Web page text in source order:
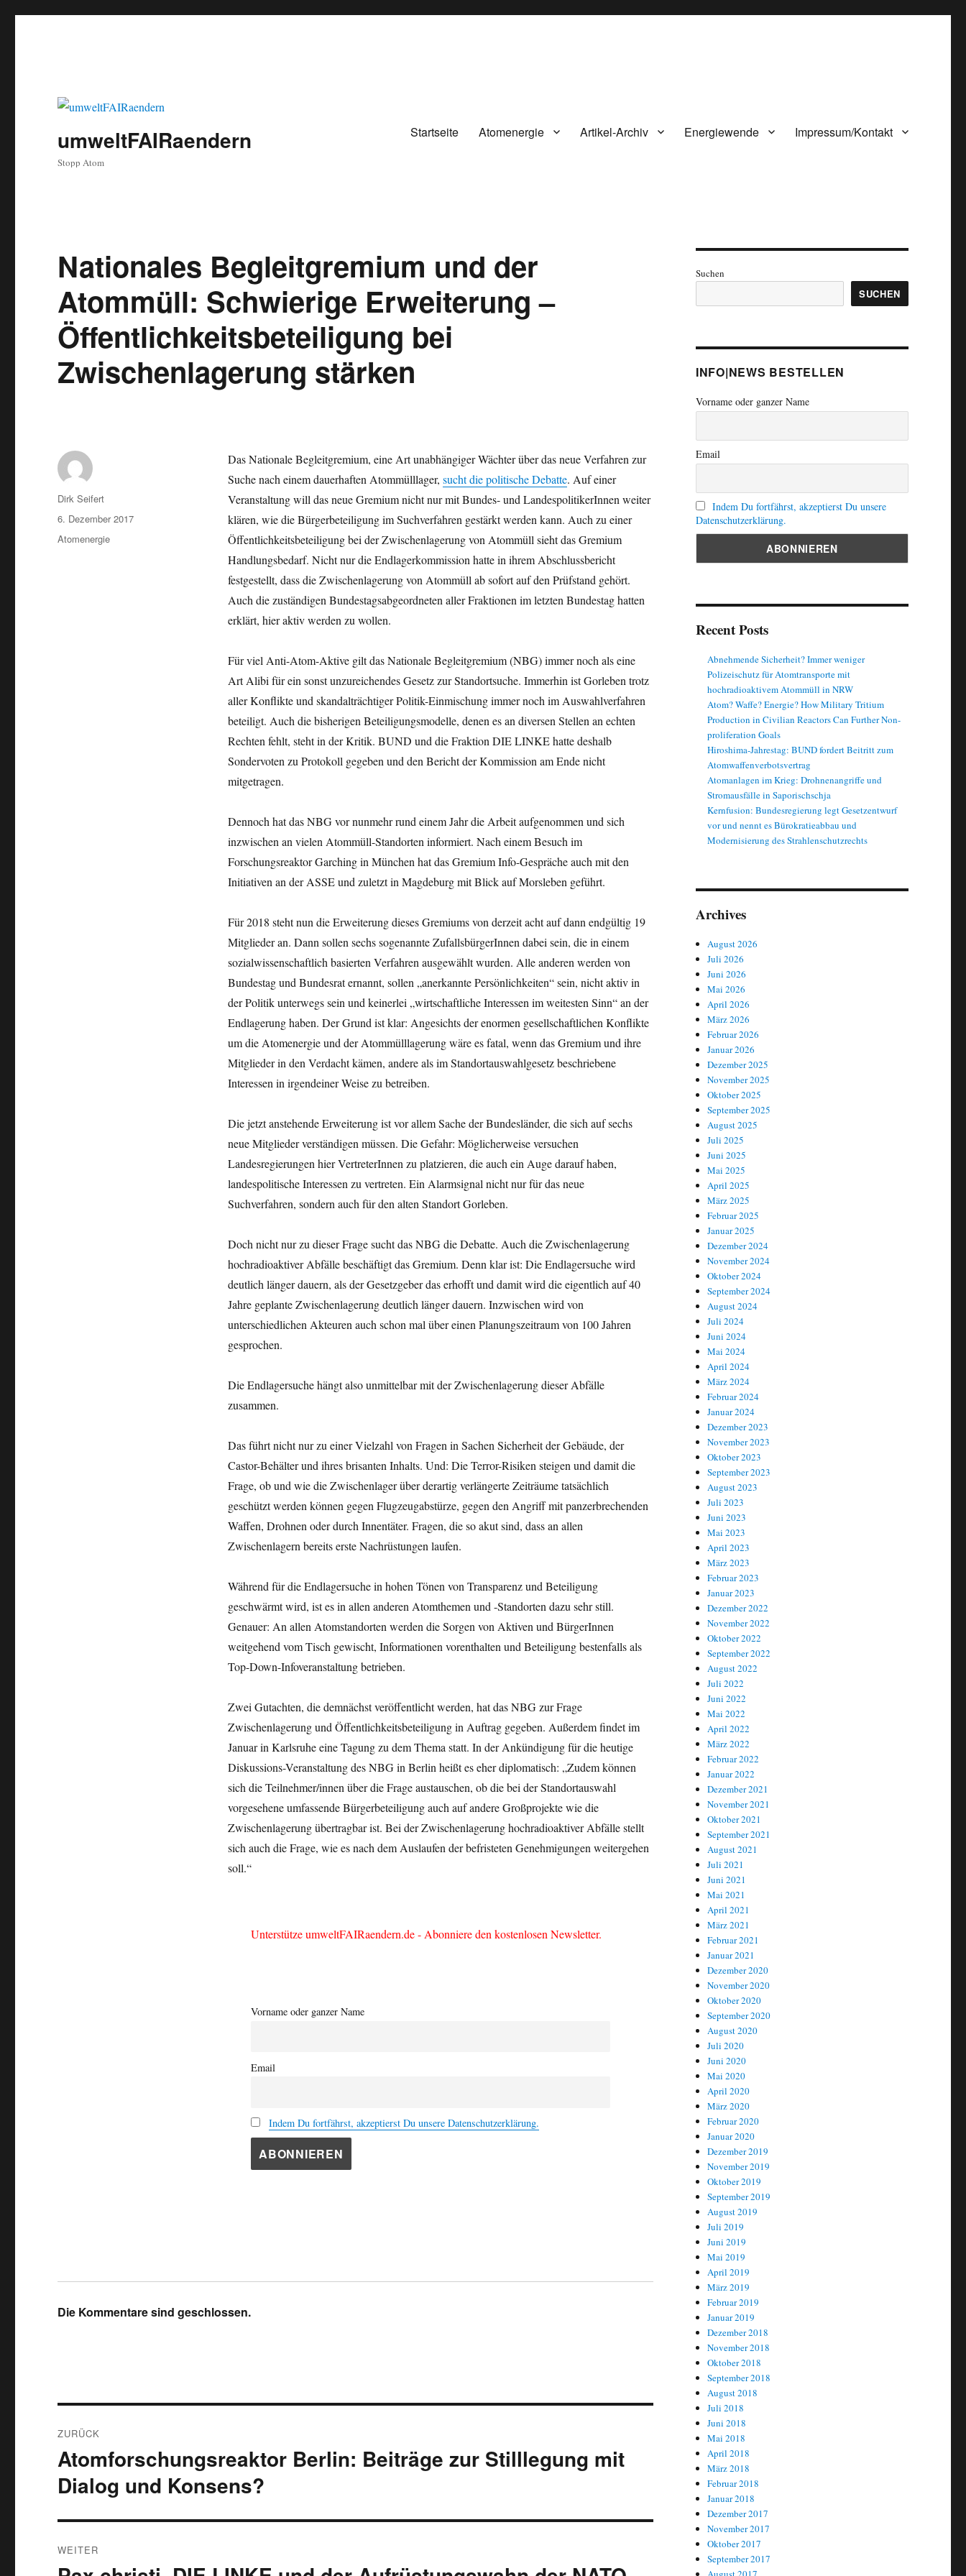
umweltFAIRaendern
Stopp Atom
Startseite Atomenergie Artikel-Archiv Energiewende Impressum/Kontakt
Nationales Begleitgremium und der
Atommüll: Schwierige Erweiterung –
Öffentlichkeitsbeteiligung bei
Zwischenlagerung stärken
Das Nationale Begleitgremium, eine Art unabhängiger Wächter über das neue Verfahren zur
Suche nach einem dauerhaften Atommülllager, sucht die politische Debatte. Auf einer
Veranstaltung will das neue Gremium nicht nur mit Bundes- und LandespolitikerInnen weiter
klären, wie die Bürgerbeteiligung im Suchverfahren gestärkt werden kann. Auch zu einer
Öffentlichkeitsbeteiligung bei der Zwischenlagerung von Atommüll sieht das Gremium
Handlungsbedarf. Nicht nur die Endlagerkommission hatte in ihrem Abschlussbericht
festgestellt, dass die Zwischenlagerung von Atommüll ab sofort auf den Prüfstand gehört.
Auch die zuständigen Bundestagsabgeordneten aller Fraktionen im letzten Bundestag hatten
erklärt, hier aktiv werden zu wollen.
Für viel Anti-Atom-Aktive gilt das Nationale Begleitgremium (NBG) immer noch als eine
Art Alibi für ein sonst unzureichendes Gesetz zur Standortsuche. Immerhin ist Gorleben trotz
aller Konflikte und skandalträchtiger Politik-Einmischung immer noch im Auswahlverfahren
beteiligt. Auch die bisherigen Beteiligungsmodelle, denen es an diversen Stellen an echten
Rechten fehlt, steht in der Kritik. BUND und die Fraktion DIE LINKE hatte deshalb
Sondervoten zu Protokoll gegeben und den Bericht der Kommission am Ende nicht
mitgetragen.
Dennoch hat das NBG vor nunmehr rund einem Jahr die Arbeit aufgenommen und sich
inzwischen an vielen Atommüll-Standorten informiert. Nach einem Besuch im
Forschungsreaktor Garching in München hat das Gremium Info-Gespräche auch mit den
Initiativen an der ASSE und zuletzt in Magdeburg mit Blick auf Morsleben geführt.
Für 2018 steht nun die Erweiterung dieses Gremiums von derzeit acht auf dann endgültig 19
Mitglieder an. Dann sollen sechs sogenannte ZufallsbürgerInnen dabei sein, die in einem
sozialwissenschaftlich basierten Verfahren ausgewählt wurden. Alle anderen werden von
Bundestag und Bundesrat ernannt, sollen „anerkannte Persönlichkeiten“ sein, nicht aktiv in
der Politik unterwegs sein und keinerlei „wirtschaftliche Interessen im weitesten Sinn“ an der
Endlagerung haben. Der Grund ist klar: Angesichts der enormen gesellschaftlichen Konflikte
um die Atomenergie und der Atommülllagerung wäre es fatal, wenn das Gremium und ihre
Mitglieder in den Verdacht kämen, andere als im Standortauswahlgesetz beschriebene
Interessen in irgendeiner Weise zu betreiben.
Die jetzt anstehende Erweiterung ist vor allem Sache der Bundesländer, die sich auf sechs
neue Mitglieder verständigen müssen. Die Gefahr: Möglicherweise versuchen
Landesregierungen hier VertreterInnen zu platzieren, die auch ein Auge darauf haben,
landespolitische Interessen zu vertreten. Ein Alarmsignal nicht nur für das neue
Suchverfahren, sondern auch für den alten Standort Gorleben.
Doch nicht nur zu dieser Frage sucht das NBG die Debatte. Auch die Zwischenlagerung
hochradioaktiver Abfälle beschäftigt das Gremium. Denn klar ist: Die Endlagersuche wird
deutlich länger dauern, als der Gesetzgeber das erhofft und damit wird die eigentlich auf 40
Jahre geplante Zwischenlagerung deutlich länger dauern. Inzwischen wird von
unterschiedlichen Akteuren auch schon mal über einen Planungszeitraum von 100 Jahren
gesprochen.
Die Endlagersuche hängt also unmittelbar mit der Zwischenlagerung dieser Abfälle
zusammen.
Das führt nicht nur zu einer Vielzahl von Fragen in Sachen Sicherheit der Gebäude, der
Castor-Behälter und ihres brisanten Inhalts. Und: Die Terror-Risiken steigen und damit die
Frage, ob und wie die Zwischenlager über derartig verlängerte Zeiträume tatsächlich
geschützt werden können gegen Flugzeugabstürze, gegen den Angriff mit panzerbrechenden
Waffen, Drohnen oder durch Innentäter. Fragen, die so akut sind, dass an allen
Zwischenlagern bereits erste Nachrüstungen laufen.
Während für die Endlagersuche in hohen Tönen von Transparenz und Beteiligung
geschwärmt wird, ist es in allen anderen Atomthemen und -Standorten dazu sehr still.
Genauer: An allen Atomstandorten werden die Sorgen von Aktiven und BürgerInnen
weitgehend vom Tisch gewischt, Informationen vorenthalten und Beteiligung bestenfalls als
Top-Down-Infoveranstaltung betrieben.
Zwei Gutachten, die demnächst veröffentlicht werden, hat das NBG zur Frage
Zwischenlagerung und Öffentlichkeitsbeteiligung in Auftrag gegeben. Außerdem findet im
Januar in Karlsruhe eine Tagung zu dem Thema statt. In der Ankündigung für die heutige
Diskussions-Veranstaltung des NBG in Berlin heißt es eher diplomatisch: „Zudem können
sich die Teilnehmer/innen über die Frage austauschen, ob die bei der Standortauswahl
vorgesehene umfassende Bürgerbeteiligung auch auf andere Großprojekte wie die
Zwischenlagerung übertragbar ist. Bei der Zwischenlagerung hochradioaktiver Abfälle stellt
sich auch die Frage, wie es nach dem Auslaufen der befristeten Genehmigungen weitergehen
soll.“
Unterstütze umweltFAIRaendern.de - Abonniere den kostenlosen Newsletter.
Vorname oder ganzer Name
Email
Indem Du fortfährst, akzeptierst Du unsere Datenschutzerklärung.
Autor
Dirk Seifert
Veröffentlicht
am
6. Dezember 2017
Kategorien
Atomenergie
Die Kommentare sind geschlossen.
ZURÜCK
Vorheriger
Beitrag:
Atomforschungsreaktor Berlin: Beiträge zur Stilllegung mit
Dialog und Konsens?
WEITER
Nächster
Suchen
SUCHEN
INFO|NEWS BESTELLEN
Vorname oder ganzer Name
Email
Indem Du fortfährst, akzeptierst Du unsere
Datenschutzerklärung.
Recent Posts
Abnehmende Sicherheit? Immer weniger
Polizeischutz für Atomtransporte mit
hochradioaktivem Atommüll in NRW
Atom? Waffe? Energie? How Military Tritium
Production in Civilian Reactors Can Further Non-
proliferation Goals
Hiroshima-Jahrestag: BUND fordert Beitritt zum
Atomwaffenverbotsvertrag
Atomanlagen im Krieg: Drohnenangriffe und
Stromausfälle in Saporischschja
Kernfusion: Bundesregierung legt Gesetzentwurf
vor und nennt es Bürokratieabbau und
Modernisierung des Strahlenschutzrechts
Archives
August 2026
Juli 2026
Juni 2026
Mai 2026
April 2026
März 2026
Februar 2026
Januar 2026
Dezember 2025
November 2025
Oktober 2025
September 2025
August 2025
Juli 2025
Juni 2025
Mai 2025
April 2025
März 2025
Februar 2025
Januar 2025
Dezember 2024
November 2024
Oktober 2024
September 2024
August 2024
Juli 2024
Juni 2024
Mai 2024
April 2024
März 2024
Februar 2024
Januar 2024
Dezember 2023
November 2023
Oktober 2023
September 2023
August 2023
Juli 2023
Juni 2023
Mai 2023
April 2023
März 2023
Februar 2023
Januar 2023
Dezember 2022
November 2022
Oktober 2022
September 2022
August 2022
Juli 2022
Juni 2022
Mai 2022
April 2022
März 2022
Februar 2022
Januar 2022
Dezember 2021
November 2021
Oktober 2021
September 2021
August 2021
Juli 2021
Juni 2021
Mai 2021
April 2021
März 2021
Februar 2021
Januar 2021
Dezember 2020
November 2020
Oktober 2020
September 2020
August 2020
Juli 2020
Juni 2020
Mai 2020
April 2020
März 2020
Februar 2020
Januar 2020
Dezember 2019
November 2019
Oktober 2019
September 2019
August 2019
Juli 2019
Juni 2019
Mai 2019
April 2019
März 2019
Februar 2019
Januar 2019
Dezember 2018
November 2018
Oktober 2018
September 2018
August 2018
Juli 2018
Juni 2018
Mai 2018
April 2018
März 2018
Februar 2018
Januar 2018
Dezember 2017
November 2017
Oktober 2017
September 2017